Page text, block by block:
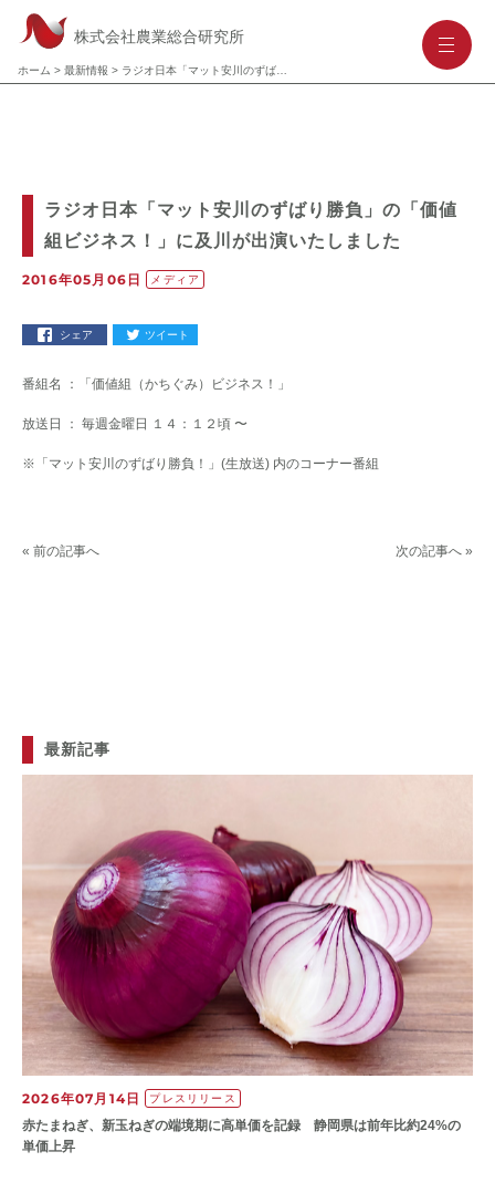
株式会社農業総合研究所
ホーム > 最新情報 >
--
ラジオ日本「マット安川のずばり勝負」の「価値
組ビジネス！」に及川が出演いたしました
2016年05月06日 メディア
シェア ツイート
番組名 ：「価値組（かちぐみ）ビジネス！」
放送日 ： 毎週金曜日 １４：１２頃 〜
※「マット安川のずばり勝負！」(生放送) 内のコーナー番組
次の記事へ »
« 前の記事へ
最新記事
2026年07月14日 プレスリリース
赤たまねぎ、新玉ねぎの端境期に高単価を記録 静岡県は前年比約24%の
単価上昇